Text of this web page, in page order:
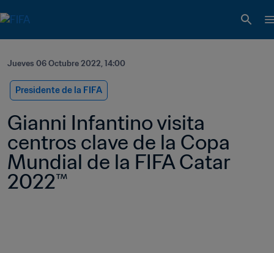
Jueves 06 Octubre 2022, 14:00
Presidente de la FIFA
Gianni Infantino visita
centros clave de la Copa
Mundial de la FIFA Catar
2022™